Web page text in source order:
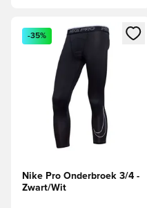
Opent een venster om in
-35%
Nike Pro Onderbroek 3/4 -
Zwart/Wit